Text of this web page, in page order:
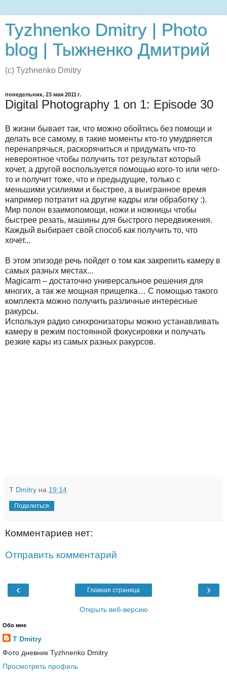
Tyzhnenko Dmitry | Photo
blog | Тыжненко Дмитрий
(c) Tyzhnenko Dmitry
понедельник, 23 мая 2011 г.
Digital Photography 1 on 1: Episode 30
В жизни бывает так, что можно обойтись без помощи и
делать все самому, в такие моменты кто-то умудряется
перенапрячься, раскорячиться и придумать что-то
невероятное чтобы получить тот результат который
хочет, а другой воспользуется помощью кого-то или чего-
то и получит тоже, что и предыдущие, только с
меньшими усилиями и быстрее, а выигранное время
например потратит на другие кадры или обработку :).
Мир полон взаимопомощи, ножи и ножницы чтобы
быстрее резать, машины для быстрого передвижения.
Каждый выбирает свой способ как получить то, что
хочет...
В этом эпизоде речь пойдет о том как закрепить камеру в
самых разных местах...
Magicarm – достаточно универсальное решения для
многих, а так же мощная прищепка… С помощью такого
комплекта можно получить различные интересные
ракурсы.
Используя радио синхронизаторы можно устанавливать
камеру в режим постоянной фокусировки и получать
резкие кары из самых разных ракурсов.
T Dmitry на 19:14
Поделиться
Комментариев нет:
Отправить комментарий
‹ ›
Главная страница
Открыть веб-версию
Обо мне
T Dmitry
Фото дневник Tyzhnenko Dmitry
Просмотреть профиль